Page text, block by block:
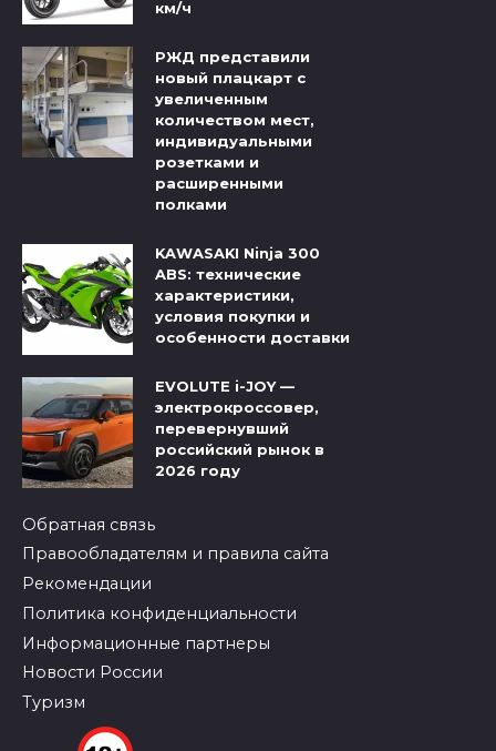
км/ч
РЖД представили
новый плацкарт с
увеличенным
количеством мест,
индивидуальными
розетками и
расширенными
полками
KAWASAKI Ninja 300
ABS: технические
характеристики,
условия покупки и
особенности доставки
EVOLUTE i-JOY —
электрокроссовер,
перевернувший
российский рынок в
2026 году
Обратная связь
Правообладателям и правила сайта
Рекомендации
Политика конфиденциальности
Информационные партнеры
Новости России
Туризм